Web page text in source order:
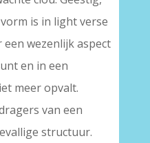
is in light verse
een wezenlijk aspect
en in een
meer opvalt.
van een
structuur.